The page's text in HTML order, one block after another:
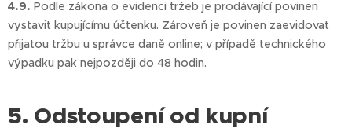
4.9. Podle zákona o evidenci tržeb je prodávající povinen
vystavit kupujícímu účtenku. Zároveň je povinen zaevidovat
přijatou tržbu u správce daně online; v případě technického
výpadku pak nejpozději do 48 hodin.
5. Odstoupení od kupní